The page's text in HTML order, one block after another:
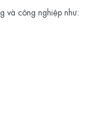
và công nghiệp như: